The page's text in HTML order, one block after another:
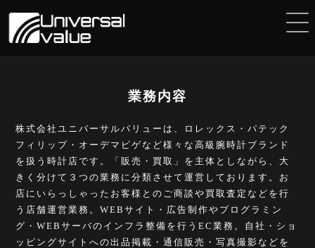
業務内容
株式会社ユニバーサルバリューは、ロレックス・パテック
フィリップ・オーデマピゲなど様々な高級腕時計ブランド
を扱う時計店です。「販売・買取」を主体としながら、大
きく分けて３つの業務に分類させて運営しております。お
店にいらっしゃったお客様とのご商談や買取査定などを行
う店舗運営業務。WEBサイト・広告制作やプログラミン
グ・WEBサーバのインフラ整備を行うEC業務。自社・ショ
ッピングサイトへの出品掲載・通信販売・写真撮影などを